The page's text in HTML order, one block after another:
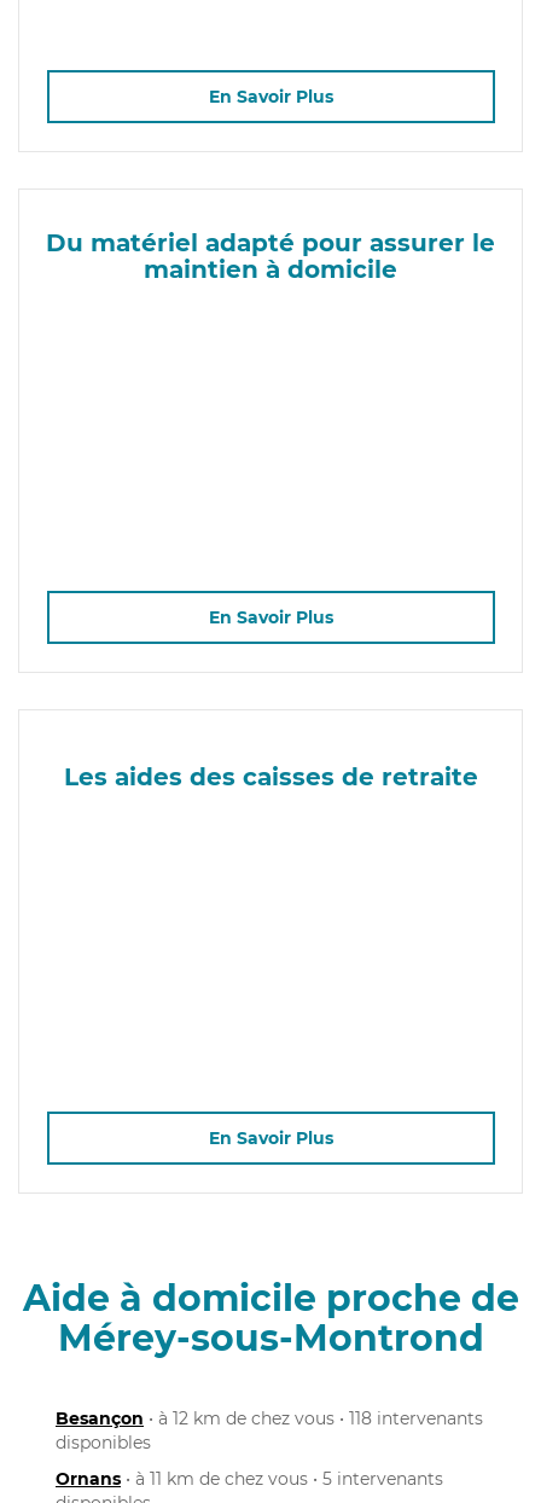
En Savoir Plus
Du matériel adapté pour assurer le
maintien à domicile
En Savoir Plus
Les aides des caisses de retraite
En Savoir Plus
Aide à domicile proche de
Mérey-sous-Montrond
Besançon • à 12 km de chez vous • 118 intervenants
disponibles
Ornans • à 11 km de chez vous • 5 intervenants